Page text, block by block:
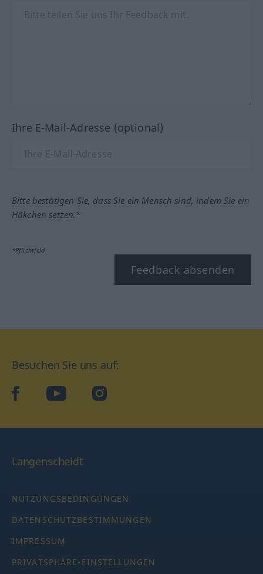
Ihre E-Mail-Adresse (optional)
Bitte bestätigen Sie, dass Sie ein Mensch sind, indem Sie ein
Häkchen setzen.*
*Pflichtfeld
Feedback absenden
Besuchen Sie uns auf:
facebookYouTube Instagram
Langenscheidt
NUTZUNGSBEDINGUNGEN
DATENSCHUTZBESTIMMUNGEN
IMPRESSUM
PRIVATSPHÄRE-EINSTELLUNGEN